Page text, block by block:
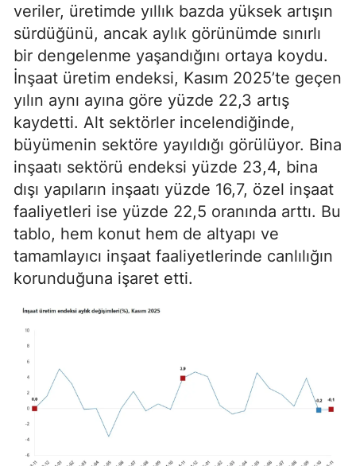
veriler, üretimde yıllık bazda yüksek artışın
sürdüğünü, ancak aylık görünümde sınırlı
bir dengelenme yaşandığını ortaya koydu.
İnşaat üretim endeksi, Kasım 2025’te geçen
yılın aynı ayına göre yüzde 22,3 artış
kaydetti. Alt sektörler incelendiğinde,
büyümenin sektöre yayıldığı görülüyor. Bina
inşaatı sektörü endeksi yüzde 23,4, bina
dışı yapıların inşaatı yüzde 16,7, özel inşaat
faaliyetleri ise yüzde 22,5 oranında arttı. Bu
tablo, hem konut hem de altyapı ve
tamamlayıcı inşaat faaliyetlerinde canlılığın
korunduğuna işaret etti.